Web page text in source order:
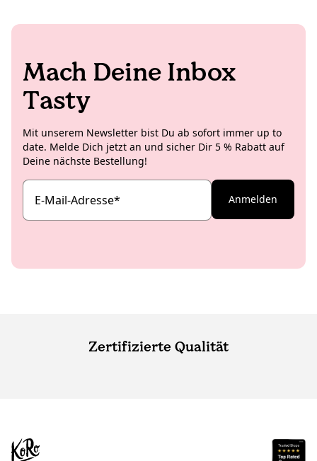
Mach Deine Inbox
Tasty
Mit unserem Newsletter bist Du ab sofort immer up to
date. Melde Dich jetzt an und sicher Dir 5 % Rabatt auf
Deine nächste Bestellung!
E-Mail-Adresse* Anmelden
Zertifizierte Qualität